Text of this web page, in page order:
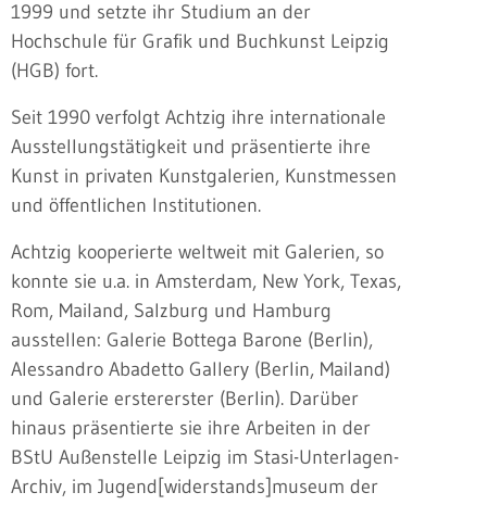
1999 und setzte ihr Studium an der
Hochschule für Grafik und Buchkunst Leipzig
(HGB) fort.
Seit 1990 verfolgt Achtzig ihre internationale
Ausstellungstätigkeit und präsentierte ihre
Kunst in privaten Kunstgalerien, Kunstmessen
und öffentlichen Institutionen.
Achtzig kooperierte weltweit mit Galerien, so
konnte sie u.a. in Amsterdam, New York, Texas,
Rom, Mailand, Salzburg und Hamburg
ausstellen: Galerie Bottega Barone (Berlin),
Alessandro Abadetto Gallery (Berlin, Mailand)
und Galerie erstererster (Berlin). Darüber
hinaus präsentierte sie ihre Arbeiten in der
BStU Außenstelle Leipzig im Stasi-Unterlagen-
Archiv, im Jugend[widerstands]museum der